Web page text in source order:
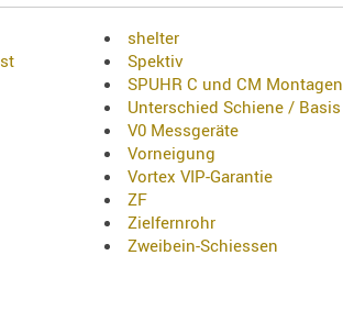
shelter
Spektiv
SPUHR C und CM Montagen
Unterschied Schiene / Basis
V0 Messgeräte
Vorneigung
Vortex VIP-Garantie
ZF
Zielfernrohr
Zweibein-Schiessen